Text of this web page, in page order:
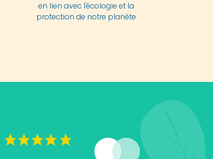
en lien avec l'écologie et la
protection de notre planète